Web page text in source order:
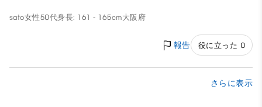
sato女性50代身長: 161 - 165cm大阪府
報告 役に立った 0
さらに表示